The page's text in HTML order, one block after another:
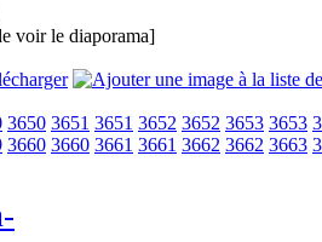
voir le diaporama]
3650 3651 3651 3652 3652 3653 3653
3660 3660 3661 3661 3662 3662 3663